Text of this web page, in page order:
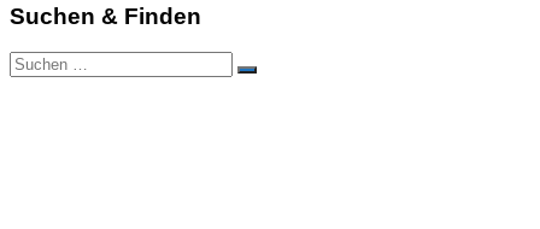
Suchen & Finden
Suchen
nach:
Suchen